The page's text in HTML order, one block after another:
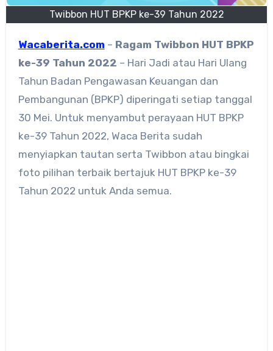
Twibbon HUT BPKP ke-39 Tahun 2022
Wacaberita.com – Ragam Twibbon HUT BPKP
ke-39 Tahun 2022 – Hari Jadi atau Hari Ulang
Tahun Badan Pengawasan Keuangan dan
Pembangunan (BPKP) diperingati setiap tanggal
30 Mei. Untuk menyambut perayaan HUT BPKP
ke-39 Tahun 2022, Waca Berita sudah
menyiapkan tautan serta Twibbon atau bingkai
foto pilihan terbaik bertajuk HUT BPKP ke-39
Tahun 2022 untuk Anda semua.